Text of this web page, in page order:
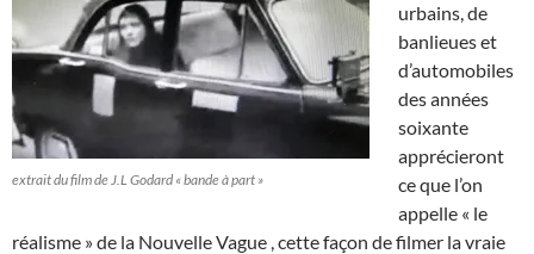
extrait du film de J.L Godard « bande à part »
urbains, de
banlieues et
d’automobiles
des années
soixante
apprécieront
ce que l’on
appelle « le
réalisme » de la Nouvelle Vague , cette façon de filmer la vraie